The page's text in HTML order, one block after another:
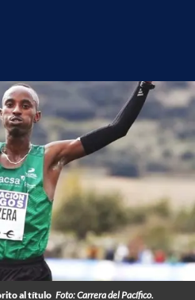
al título Foto: Carrera del Pacífico.